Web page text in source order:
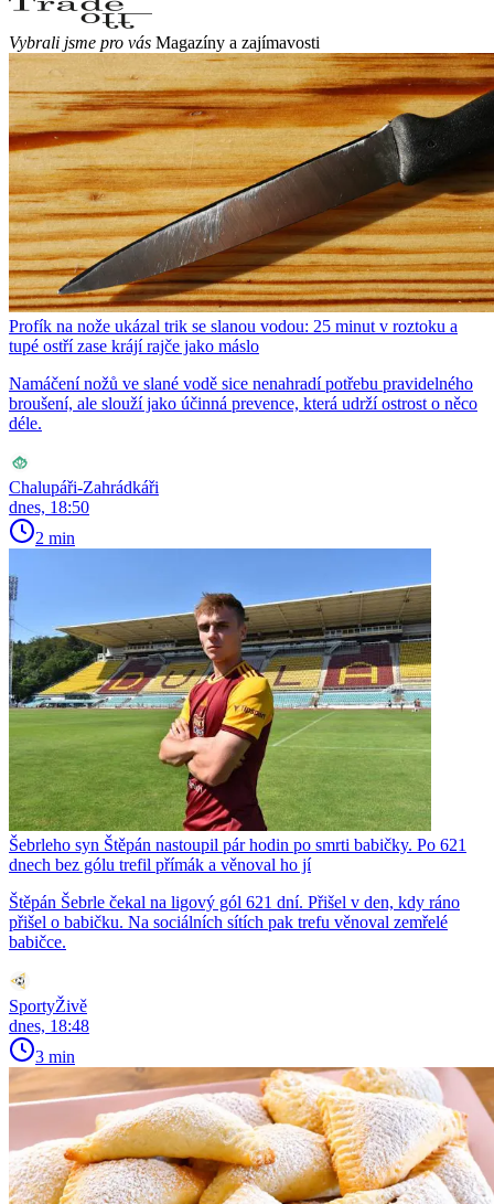
Vybrali jsme pro vás Magazíny a zajímavosti
Profík na nože ukázal trik se slanou vodou: 25 minut v roztoku a
tupé ostří zase krájí rajče jako máslo
Namáčení nožů ve slané vodě sice nenahradí potřebu pravidelného
broušení, ale slouží jako účinná prevence, která udrží ostrost o něco
déle.
Chalupáři-Zahrádkáři
dnes, 18:50
2 min
Šebrleho syn Štěpán nastoupil pár hodin po smrti babičky. Po 621
dnech bez gólu trefil přímák a věnoval ho jí
Štěpán Šebrle čekal na ligový gól 621 dní. Přišel v den, kdy ráno
přišel o babičku. Na sociálních sítích pak trefu věnoval zemřelé
babičce.
SportyŽivě
dnes, 18:48
3 min